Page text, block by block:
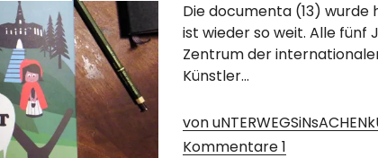
Die documenta (13) wurde
ist wieder so weit. Alle fünf
Zentrum der
Künstler…
von
Kommentare1